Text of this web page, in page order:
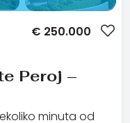
€ 250.000
Peroj –
minuta od